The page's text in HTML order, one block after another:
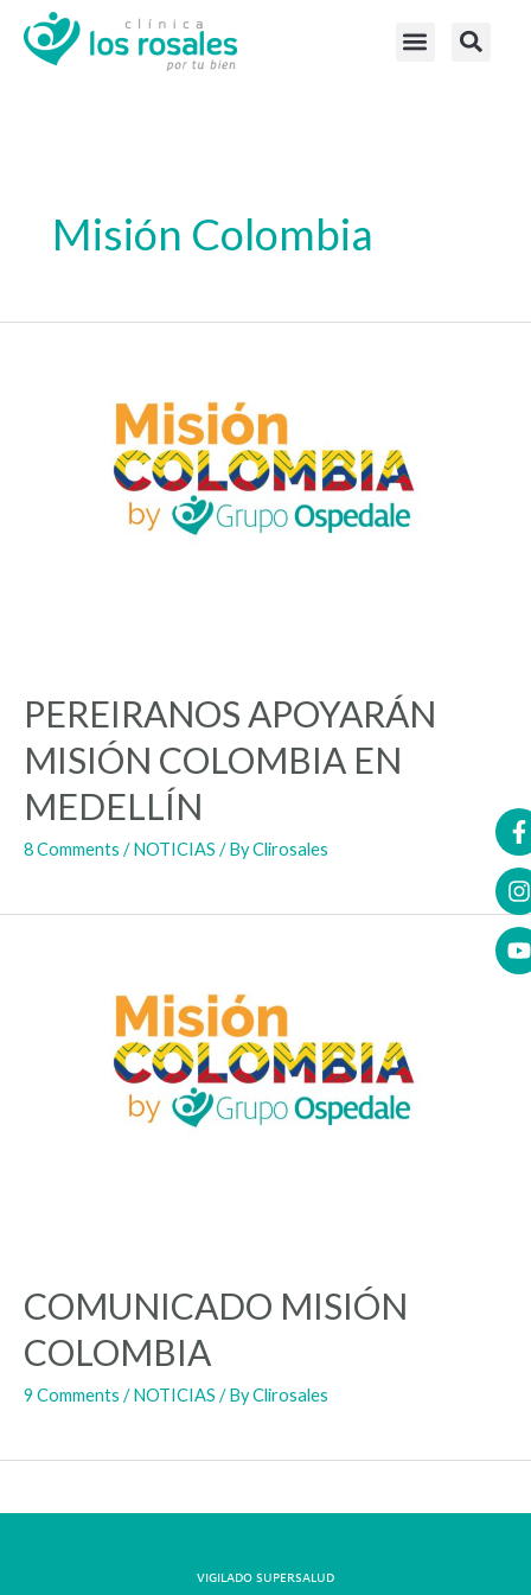
Misión Colombia
PEREIRANOS APOYARÁN
MISIÓN COLOMBIA EN
MEDELLÍN
8 Comments /NOTICIAS / ByClirosales
COMUNICADO MISIÓN
COLOMBIA
9 Comments /NOTICIAS / ByClirosales
VIGILADO SUPERSALUD